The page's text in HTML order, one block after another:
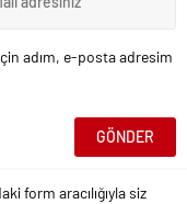
adım, e-posta adresim
form aracılığıyla siz